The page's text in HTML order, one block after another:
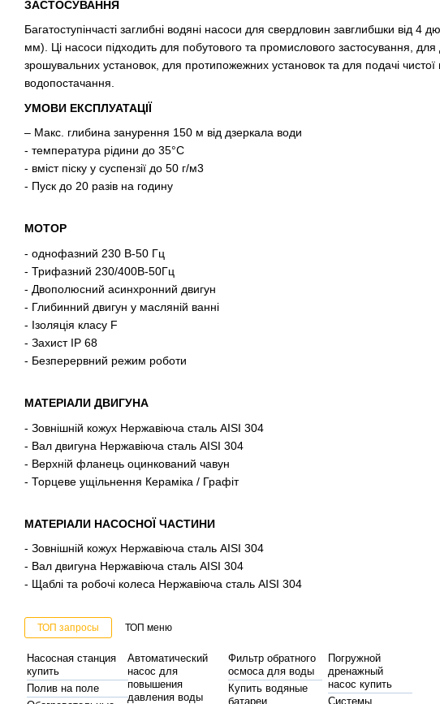
ЗАСТОСУВАННЯ
Багатоступінчасті заглибні водяні насоси для свердловин завглибшки від 4
мм). Ці насоси підходить для побутового та промислового застосування,
зрошувальних установок, для протипожежних установок та для подачі
водопостачання.
УМОВИ ЕКСПЛУАТАЦІЇ
– Макс. глибина занурення 150 м від дзеркала води
- температура рідини до 35°C
- вміст піску у суспензії до 50 г/м3
- Пуск до 20 разів на годину
МОТОР
- однофазний 230 В-50 Гц
- Трифазний 230/400В-50Гц
- Двополюсний асинхронний двигун
- Глибинний двигун у масляній ванні
- Ізоляція класу F
- Захист IP 68
- Безперервний режим роботи
МАТЕРІАЛИ ДВИГУНА
- Зовнішній кожух Нержавіюча сталь AISI 304
- Вал двигуна Нержавіюча сталь AISI 304
- Верхній фланець оцинкований чавун
- Торцеве ущільнення Кераміка / Графіт
МАТЕРІАЛИ НАСОСНОЇ ЧАСТИНИ
- Зовнішній кожух Нержавіюча сталь AISI 304
- Вал двигуна Нержавіюча сталь AISI 304
- Щаблі та робочі колеса Нержавіюча сталь AISI 304
ТОП запросы ТОП меню
Насосная станция
купить
Полив на поле
Автоматический
насос для
повышения
давления воды
Фильтр обратного
осмоса для воды
Купить водяные
батареи
Погружной
дренажный
насос купить
Системы